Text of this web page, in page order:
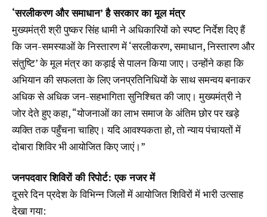
‘सरलीकरण और समाधान’ है सरकार का मूल मंत्र
मुख्यमंत्री श्री पुष्कर सिंह धामी ने अधिकारियों को स्पष्ट निर्देश दिए हैं
कि जन-समस्याओं के निस्तारण में ‘सरलीकरण, समाधान, निस्तारण और
संतुष्टि’ के मूल मंत्र का कड़ाई से पालन किया जाए। उन्होंने कहा कि
अभियान की सफलता के लिए जनप्रतिनिधियों के साथ समन्वय बनाकर
अधिक से अधिक जन-सहभागिता सुनिश्चित की जाए। मुख्यमंत्री ने
जोर देते हुए कहा, “योजनाओं का लाभ समाज के अंतिम छोर पर खड़े
व्यक्ति तक पहुँचना चाहिए। यदि आवश्यकता हो, तो न्याय पंचायतों में
दोबारा शिविर भी आयोजित किए जाएं।”
जनपदवार शिविरों की रिपोर्ट: एक नजर में
दूसरे दिन प्रदेश के विभिन्न जिलों में आयोजित शिविरों में भारी उत्साह
देखा गया: